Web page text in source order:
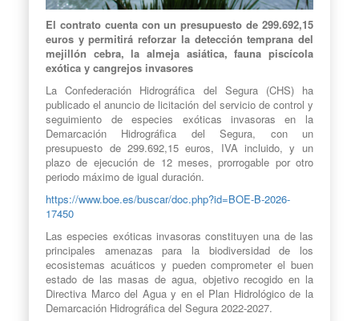
El contrato cuenta con un presupuesto de 299.692,15
euros y permitirá reforzar la detección temprana del
mejillón cebra, la almeja asiática, fauna piscícola
exótica y cangrejos invasores
La Confederación Hidrográfica del Segura (CHS) ha
publicado el anuncio de licitación del servicio de control y
seguimiento de especies exóticas invasoras en la
Demarcación Hidrográfica del Segura, con un
presupuesto de 299.692,15 euros, IVA incluido, y un
plazo de ejecución de 12 meses, prorrogable por otro
periodo máximo de igual duración.
https://www.boe.es/buscar/doc.php?id=BOE-B-2026-
17450
Las especies exóticas invasoras constituyen una de las
principales amenazas para la biodiversidad de los
ecosistemas acuáticos y pueden comprometer el buen
estado de las masas de agua, objetivo recogido en la
Directiva Marco del Agua y en el Plan Hidrológico de la
Demarcación Hidrográfica del Segura 2022-2027.